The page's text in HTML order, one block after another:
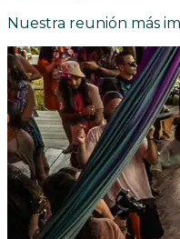
Nuestra reunión más